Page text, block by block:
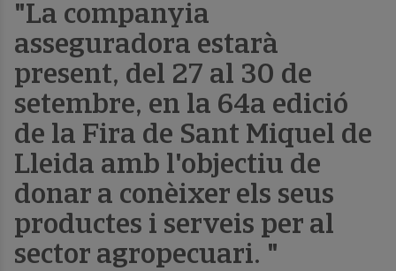
"La companyia
asseguradora estarà
present, del 27 al 30 de
setembre, en la 64a edició
de la Fira de Sant Miquel de
Lleida amb l'objectiu de
donar a conèixer els seus
productes i serveis per al
sector agropecuari. "